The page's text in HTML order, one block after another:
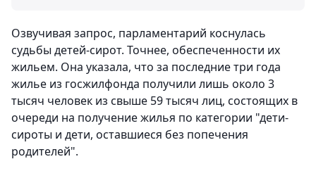
Озвучивая запрос, парламентарий коснулась
судьбы детей-сирот. Точнее, обеспеченности их
жильем. Она указала, что за последние три года
жилье из госжилфонда получили лишь около 3
тысяч человек из свыше 59 тысяч лиц, состоящих в
очереди на получение жилья по категории "дети-
сироты и дети, оставшиеся без попечения
родителей".